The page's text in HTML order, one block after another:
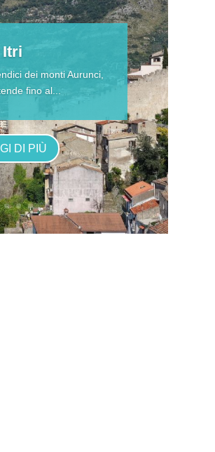
Itri
dei monti Aurunci,
fino al...
DI PIÙ